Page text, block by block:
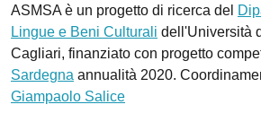
ASMSA è un progetto di ricerca del
Lingue e Beni Culturali dell'Università
Cagliari, finanziato con progetto
Sardegna annualità 2020.
Giampaolo Salice